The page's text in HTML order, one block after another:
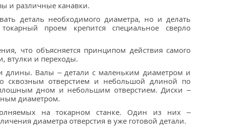
и различные канавки.
деталь необходимого диаметра, но и делать
проем крепится специальное сверло
что объясняется принципом действия самого
втулки и переходы.
длины. Валы – детали с маленьким диаметром и
сквозным отверстием и небольшой длиной по
дном и небольшим отверстием. Диски –
диаметром.
на токарном станке. Один из них –
диаметра отверстия в уже готовой детали.